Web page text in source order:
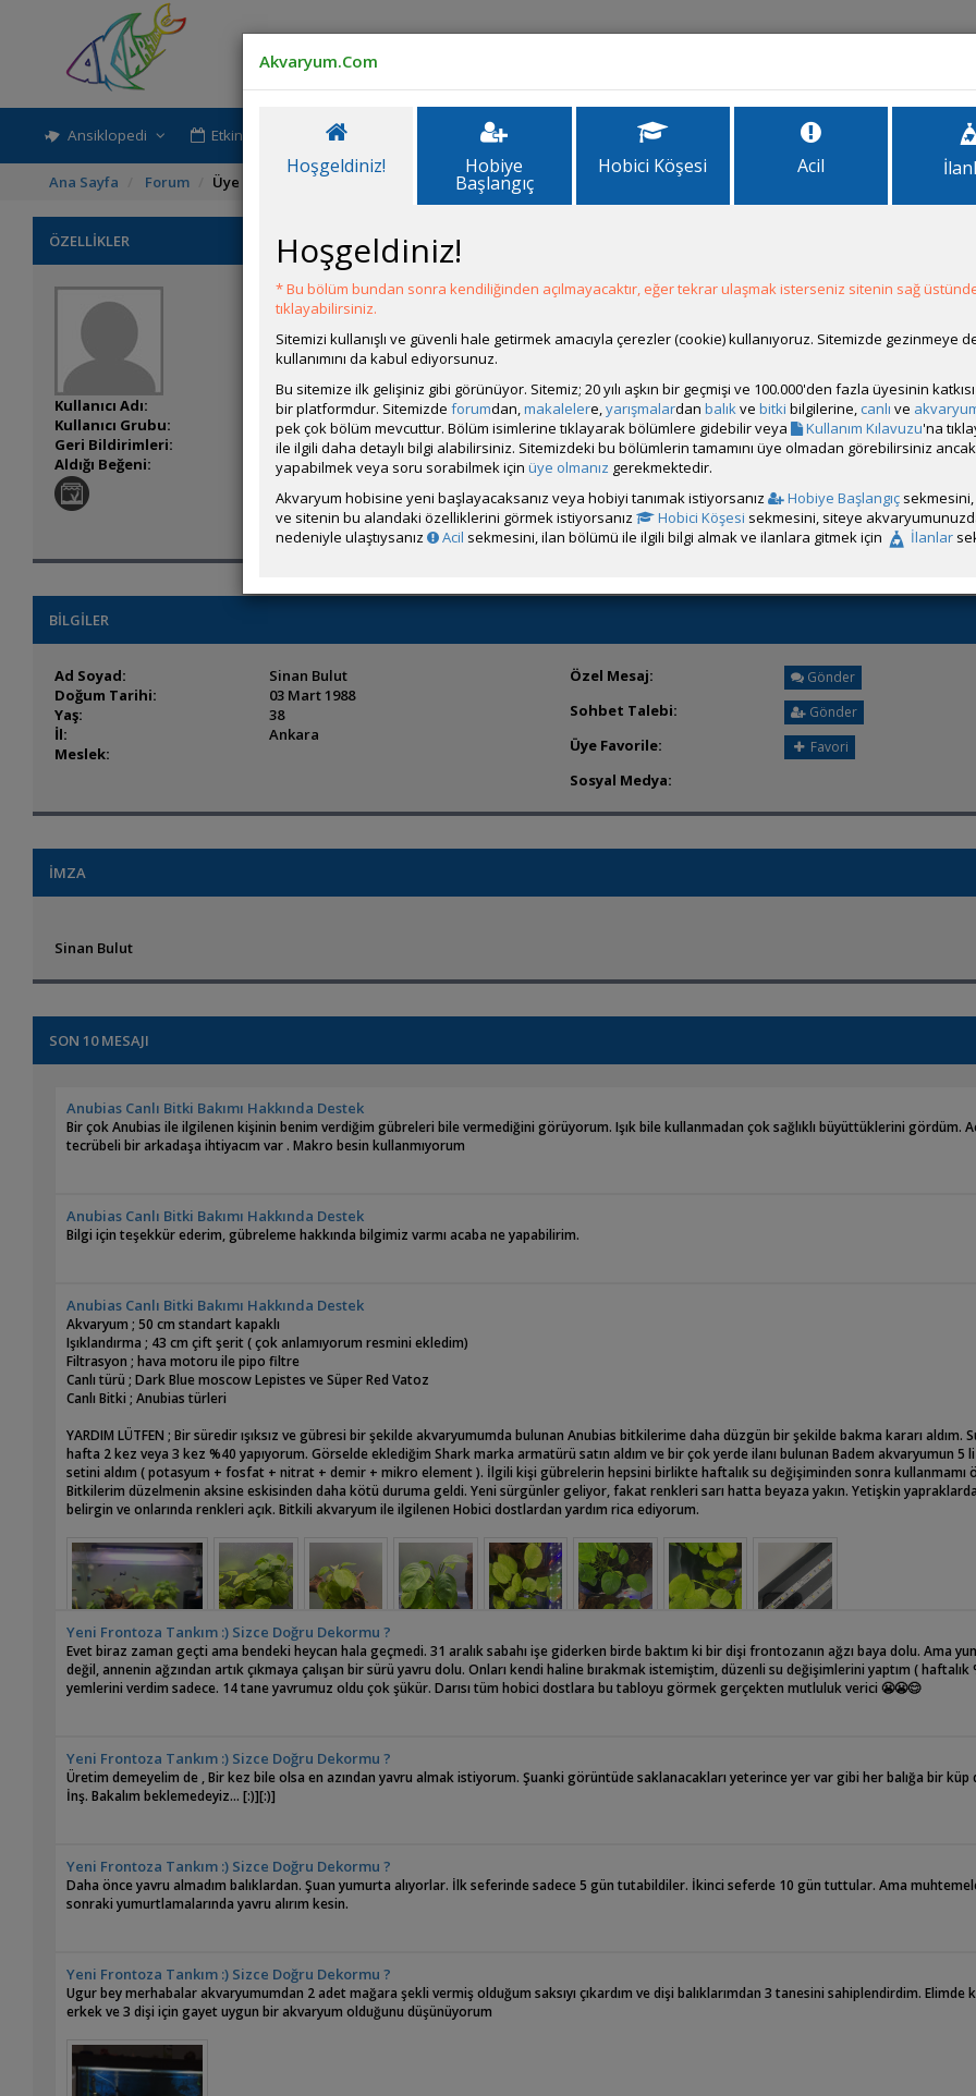
Ansiklopedi Etkinlik-Paylaşım İlanlar Forum
Ana Sayfa Forum Üye Profili
ÖZELLİKLER
Kullanıcı Adı:
SinanBulut
Kullanıcı Grubu:
Forum Üyesi
Geri Bildirimleri:
0 adet mevcut.
Aldığı Beğeni:
9
Hesap Durumu:
Aktif
Üyelik Tarihi:
30 Ocak 2018 00:32
Paylaşım Sayisı:
0 (Son 6 Ay)
İlan Sayisı:
1
Üyenin Mesaj ve İlanlarını Gör
Üyenin Açtığı Konuları Gör
Üyenin ÖM Engelini Kaldır
BİLGİLER
Ad Soyad:
Sinan Bulut
Doğum Tarihi:
03 Mart 1988
Yaş:
38
İl:
Ankara
Meslek:
Özel Mesaj: Gönder
Sohbet Talebi: Gönder
Üye Favorile: Favori
Sosyal Medya:
İMZA
Sinan Bulut
SON 10 MESAJI
Anubias Canlı Bitki Bakımı Hakkında Destek
Bir çok Anubias ile ilgilenen kişinin benim verdiğim gübreleri bile vermediğini görüyorum. Işık bile kullanmadan çok sağlıklı büyüttüklerini gördüm.
tecrübeli bir arkadaşa ihtiyacım var . Makro besin kullanmıyorum
Anubias Canlı Bitki Bakımı Hakkında Destek
Bilgi için teşekkür ederim, gübreleme hakkında bilgimiz varmı acaba ne yapabilirim.
Anubias Canlı Bitki Bakımı Hakkında Destek
Akvaryum ; 50 cm standart kapaklı
Işıklandırma ; 43 cm çift şerit ( çok anlamıyorum resmini ekledim)
Filtrasyon ; hava motoru ile pipo filtre
Canlı türü ; Dark Blue moscow Lepistes ve Süper Red Vatoz
Canlı Bitki ; Anubias türleri
YARDIM LÜTFEN ; Bir süredir ışıksız ve gübresi bir şekilde akvaryumumda bulunan Anubias bitkilerime daha düzgün bir şekilde bakma kararı aldım.
hafta 2 kez veya 3 kez %40 yapıyorum. Görselde eklediğim Shark marka armatürü satın aldım ve bir çok yerde ilanı bulunan Badem akvaryumun 5
setini aldım ( potasyum + fosfat + nitrat + demir + mikro element ). İlgili kişi gübrelerin hepsini birlikte haftalık su değişiminden sonra kullanmamı
Bitkilerim düzelmenin aksine eskisinden daha kötü duruma geldi. Yeni sürgünler geliyor, fakat renkleri sarı hatta beyaza yakın. Yetişkin
belirgin ve onlarında renkleri açık. Bitkili akvaryum ile ilgilenen Hobici dostlardan yardım rica ediyorum.
Yeni Frontoza Tankım :) Sizce Doğru Dekormu ?
Evet biraz zaman geçti ama bendeki heycan hala geçmedi. 31 aralık sabahı işe giderken birde baktım ki bir dişi frontozanın ağzı baya dolu. Ama
değil, annenin ağzından artık çıkmaya çalışan bir sürü yavru dolu. Onları kendi haline bırakmak istemiştim, düzenli su değişimlerini yaptım ( haftalık
yemlerini verdim sadece. 14 tane yavrumuz oldu çok şükür. Darısı tüm hobici dostlara bu tabloyu görmek gerçekten mutluluk verici 😬😬😊
Yeni Frontoza Tankım :) Sizce Doğru Dekormu ?
Üretim demeyelim de , Bir kez bile olsa en azından yavru almak istiyorum. Şuanki görüntüde saklanacakları yeterince yer var gibi her balığa bir küp
İnş. Bakalım beklemedeyiz... [:)][:)]
Yeni Frontoza Tankım :) Sizce Doğru Dekormu ?
Daha önce yavru almadım balıklardan. Şuan yumurta alıyorlar. İlk seferinde sadece 5 gün tutabildiler. İkinci seferde 10 gün tuttular. Ama
sonraki yumurtlamalarında yavru alırım kesin.
Yeni Frontoza Tankım :) Sizce Doğru Dekormu ?
Ugur bey merhabalar akvaryumumdan 2 adet mağara şekli vermiş olduğum saksıyı çıkardım ve dişi balıklarımdan 3 tanesini sahiplendirdim. Elimde
erkek ve 3 dişi için gayet uygun bir akvaryum olduğunu düşünüyorum
Akvaryum.Com
Hoşgeldiniz! Hobiye
Başlangıç
Hobici Köşesi Acil
Hoşgeldiniz!
* Bu bölüm bundan sonra kendiliğinden açılmayacaktır, eğer tekrar ulaşmak isterseniz sitenin sağ
tıklayabilirsiniz.
Sitemizi kullanışlı ve güvenli hale getirmek amacıyla çerezler (cookie) kullanıyoruz. Sitemizde gezinmeye
kullanımını da kabul ediyorsunuz.
Bu sitemize ilk gelişiniz gibi görünüyor. Sitemiz; 20 yılı aşkın bir geçmişi ve 100.000'den fazla üyesinin
bir platformdur. Sitemizde forumdan,makalelere,yarışmalardan balıkve bitki bilgilerine, canlı ve
pek çok bölüm mevcuttur. Bölüm isimlerine tıklayarak bölümlere gidebilir veya
Kullanım Kılavuzu'na
ile ilgili daha detaylı bilgi alabilirsiniz. Sitemizdeki bu bölümlerin tamamını üye olmadan görebilirsiniz
yapabilmek veya soru sorabilmek için üye olmanız gerekmektedir.
Akvaryum hobisine yeni başlayacaksanız veya hobiyi tanımak istiyorsanız
Hobiye Başlangıç
ve sitenin bu alandaki özelliklerini görmek istiyorsanız
Hobici Köşesi sekmesini, siteye
nedeniyle ulaştıysanız
Acil sekmesini, ilan bölümü ile ilgili bilgi almak ve ilanlara gitmek için İlanlar